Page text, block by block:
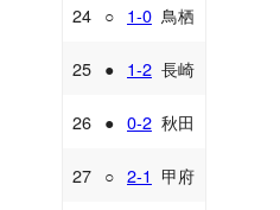
24 ○ 1-0 鳥栖
25 ● 1-2 長崎
26 ● 0-2 秋田
27 ○ 2-1 甲府